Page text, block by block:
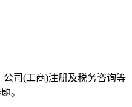
公司(工商)注册及税务咨询等
。